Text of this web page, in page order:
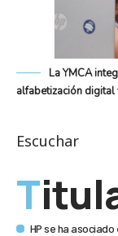
La YMCA
alfabetización
Escuchar
HP se ha